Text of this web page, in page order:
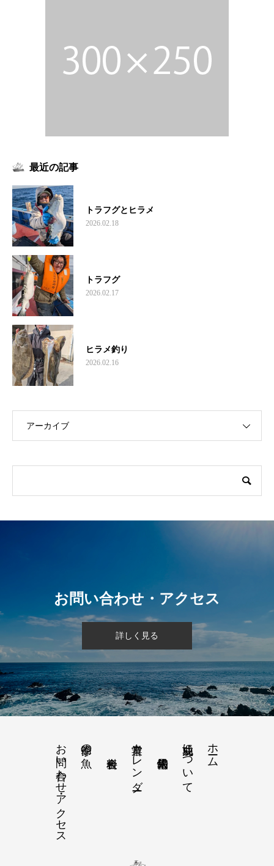
最近の記事
トラフグとヒラメ
2026.02.18
トラフグ
2026.02.17
ヒラメ釣り
2026.02.16
アーカイブ
お問い合わせ・アクセス
詳しく見る
ホーム
功成丸について
営業カレンダー
季節の魚
お問い合わせ・アクセス